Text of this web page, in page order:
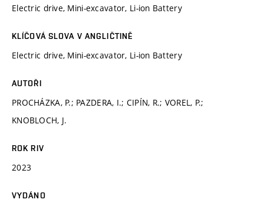
Electric drive, Mini-excavator, Li-ion Battery
KLÍČOVÁ SLOVA V ANGLIČTINĚ
Electric drive, Mini-excavator, Li-ion Battery
AUTOŘI
PROCHÁZKA, P.; PAZDERA, I.; CIPÍN, R.; VOREL, P.;
KNOBLOCH, J.
ROK RIV
2023
VYDÁNO